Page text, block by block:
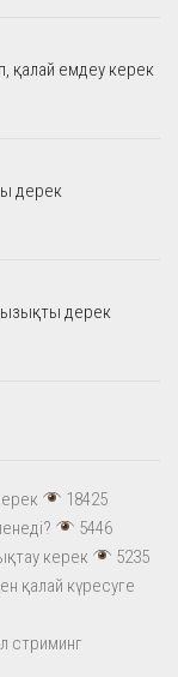
қалай емдеу керек
дерек
дерек
18425
5446
керек
5235
қалай күресуге
стриминг